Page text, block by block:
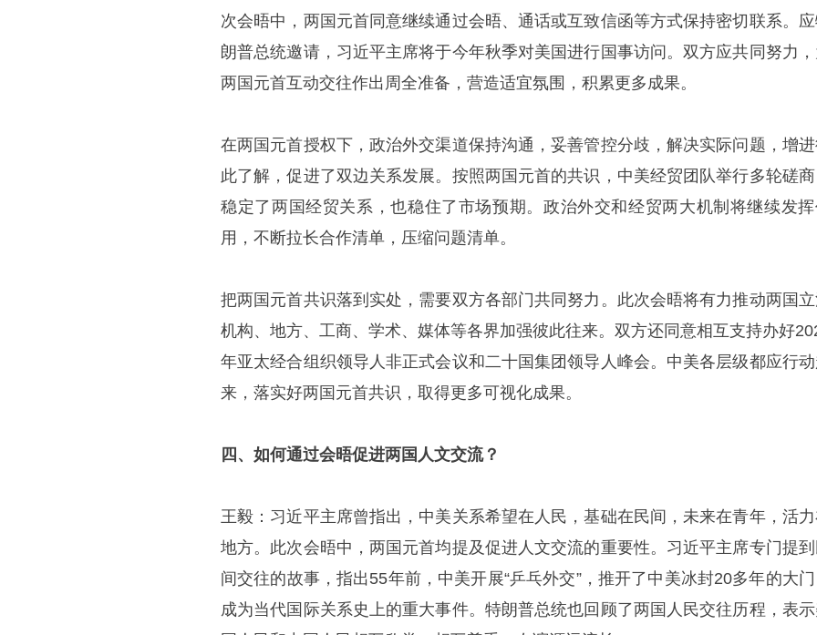
次会晤中，两国元首同意继续通过会晤、通话或互致信函等方式保持密切联系。
朗普总统邀请，习近平主席将于今年秋季对美国进行国事访问。双方应共同努力
两国元首互动交往作出周全准备，营造适宜氛围，积累更多成果。
在两国元首授权下，政治外交渠道保持沟通，妥善管控分歧，解决实际问题，增
此了解，促进了双边关系发展。按照两国元首的共识，中美经贸团队举行多轮磋商
稳定了两国经贸关系，也稳住了市场预期。政治外交和经贸两大机制将继续发
用，不断拉长合作清单，压缩问题清单。
把两国元首共识落到实处，需要双方各部门共同努力。此次会晤将有力推动两国
机构、地方、工商、学术、媒体等各界加强彼此往来。双方还同意相互支持办好
年亚太经合组织领导人非正式会议和二十国集团领导人峰会。中美各层级都应行动
来，落实好两国元首共识，取得更多可视化成果。
四、如何通过会晤促进两国人文交流？
王毅：习近平主席曾指出，中美关系希望在人民，基础在民间，未来在青年，活
地方。此次会晤中，两国元首均提及促进人文交流的重要性。习近平主席专门提
间交往的故事，指出55年前，中美开展“乒乓外交”，推开了中美冰封20多年的大门
成为当代国际关系史上的重大事件。特朗普总统也回顾了两国人民交往历程，表